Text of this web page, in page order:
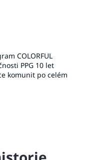
COLORFUL
PPG 10 let
komunit po celém